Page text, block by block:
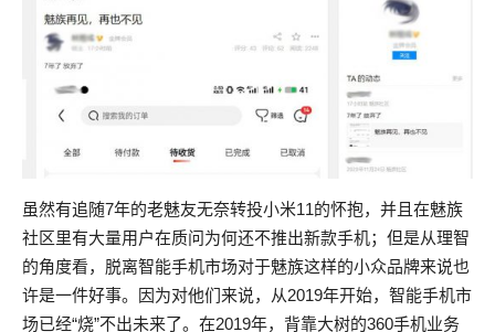
虽然有追随7年的老魅友无奈转投小米11的怀抱，并且在魅族
社区里有大量用户在质问为何还不推出新款手机；但是从理智
的角度看，脱离智能手机市场对于魅族这样的小众品牌来说也
许是一件好事。因为对他们来说，从2019年开始，智能手机市
场已经“烧”不出未来了。在2019年，背靠大树的360手机业务